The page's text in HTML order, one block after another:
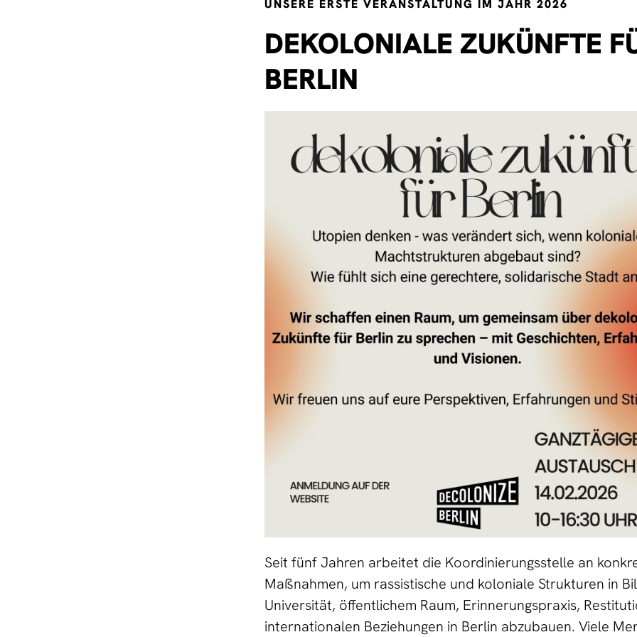
UNSERE ERSTE VERANSTALTUNG IM JAHR 2026
DEKOLONIALE ZUKÜNFTE
BERLIN
Seit fünf Jahren arbeitet die Koordinierungsstelle an
Maßnahmen, um rassistische und koloniale Strukturen in
Universität, öffentlichem Raum, Erinnerungspraxis,
internationalen Beziehungen in Berlin abzubauen. Viele